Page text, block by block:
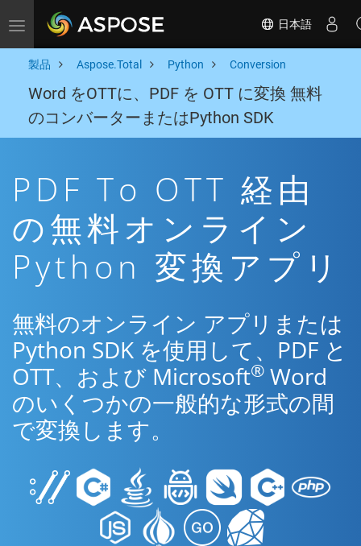
Toggle navigation 日本語
製品 Aspose.Total Python Conversion
Word をOTTに、PDF を OTT に変換 無料
のコンバーターまたはPython SDK
PDF To OTT 経由
の無料オンライン
Python 変換アプリ
無料のオンライン アプリまたは
Python SDK を使用して、PDF と
OTT、および Microsoft® Word
のいくつかの一般的な形式の間
で変換します。